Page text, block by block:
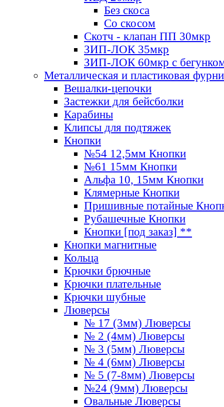
Без скоса
Со скосом
Скотч - клапан ПП 30мкр
ЗИП-ЛОК 35мкр
ЗИП-ЛОК 60мкр с
Металлическая и пластиковая
Вешалки-цепочки
Застежки для бейсболки
Карабины
Клипсы для подтяжек
Кнопки
№54 12,5мм Кнопки
№61 15мм Кнопки
Альфа 10, 15мм Кнопки
Клямерные Кнопки
Пришивные потайные
Рубашечные Кнопки
Кнопки [под заказ] **
Кнопки магнитные
Кольца
Крючки брючные
Крючки плательные
Крючки шубные
Люверсы
№ 17 (3мм) Люверсы
№ 2 (4мм) Люверсы
№ 3 (5мм) Люверсы
№ 4 (6мм) Люверсы
№ 5 (7-8мм) Люверсы
№24 (9мм) Люверсы
Овальные Люверсы